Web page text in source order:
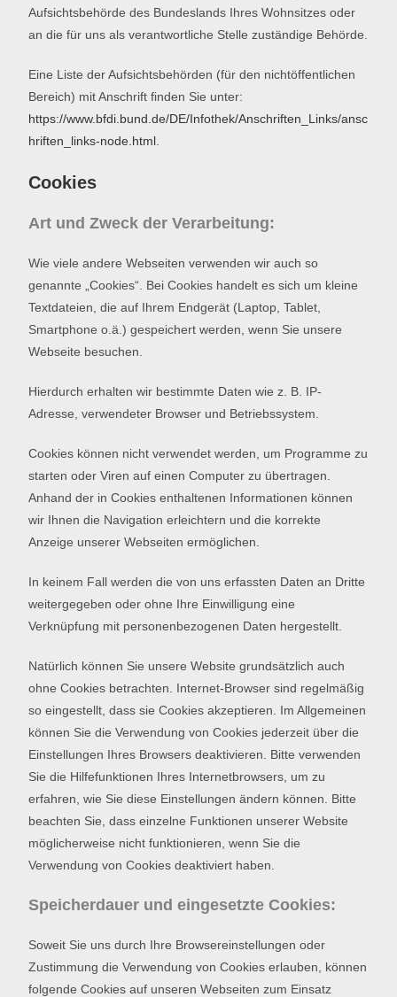
Aufsichtsbehörde des Bundeslands Ihres Wohnsitzes oder
an die für uns als verantwortliche Stelle zuständige Behörde.
Eine Liste der Aufsichtsbehörden (für den nichtöffentlichen
Bereich) mit Anschrift finden Sie unter:
https://www.bfdi.bund.de/DE/Infothek/Anschriften_Links/ansc
hriften_links-node.html
Cookies
Art und Zweck der Verarbeitung:
Wie viele andere Webseiten verwenden wir auch so
genannte „Cookies“. Bei Cookies handelt es sich um kleine
Textdateien, die auf Ihrem Endgerät (Laptop, Tablet,
Smartphone o.ä.) gespeichert werden, wenn Sie unsere
Webseite besuchen.
Hierdurch erhalten wir bestimmte Daten wie z. B. IP-
Adresse, verwendeter Browser und Betriebssystem.
Cookies können nicht verwendet werden, um Programme zu
starten oder Viren auf einen Computer zu übertragen.
Anhand der in Cookies enthaltenen Informationen können
wir Ihnen die Navigation erleichtern und die korrekte
Anzeige unserer Webseiten ermöglichen.
In keinem Fall werden die von uns erfassten Daten an Dritte
weitergegeben oder ohne Ihre Einwilligung eine
Verknüpfung mit personenbezogenen Daten hergestellt.
Natürlich können Sie unsere Website grundsätzlich auch
ohne Cookies betrachten. Internet-Browser sind regelmäßig
so eingestellt, dass sie Cookies akzeptieren. Im Allgemeinen
können Sie die Verwendung von Cookies jederzeit über die
Einstellungen Ihres Browsers deaktivieren. Bitte verwenden
Sie die Hilfefunktionen Ihres Internetbrowsers, um zu
erfahren, wie Sie diese Einstellungen ändern können. Bitte
beachten Sie, dass einzelne Funktionen unserer Website
möglicherweise nicht funktionieren, wenn Sie die
Verwendung von Cookies deaktiviert haben.
Speicherdauer und eingesetzte Cookies:
Soweit Sie uns durch Ihre Browsereinstellungen oder
Zustimmung die Verwendung von Cookies erlauben, können
folgende Cookies auf unseren Webseiten zum Einsatz